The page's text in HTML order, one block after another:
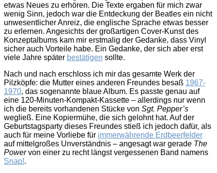
etwas Neues zu erhören. Die Texte ergaben für mich zwar
wenig Sinn, jedoch war die Entdeckung der Beatles ein nicht
unwesentlicher Anreiz, die englische Sprache etwas besser
zu erlernen. Angesichts der großartigen Cover-Kunst des
Konzeptalbums kam mir erstmalig der Gedanke, dass Vinyl
sicher auch Vorteile habe. Ein Gedanke, der sich aber erst
viele Jahre später bestätigen sollte.
Nach und nach erschloss ich mir das gesamte Werk der
Pilzköpfe: die Mutter eines anderen Freundes besaß 1967-
1970, das sogenannte blaue Album. Es passte genau auf
eine 120-Minuten-Kompakt-Kassette – allerdings nur wenn
ich die bereits vorhandenen Stücke von Sgt. Pepper’s
wegließ. Eine Kopiermühe, die sich gelohnt hat. Auf der
Geburtstagsparty dieses Freundes stieß ich jedoch dafür, als
auch für meine Vorliebe für immerwährende Erdbeerfelder
auf mittelgroßes Unverständnis – angesagt war gerade The
Powervon einer zu recht längst vergessenen Band namens
Snap!.